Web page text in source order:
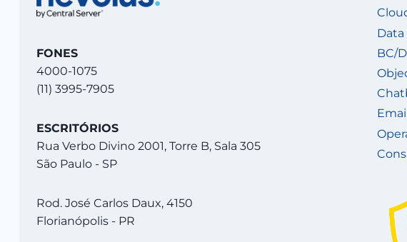
FONES
4000-1075
(11) 3995-7905
ESCRITÓRIOS
Rua Verbo Divino 2001, Torre B, Sala 305
São Paulo - SP
Rod. José Carlos Daux, 4150
Florianópolis - PR
BC/